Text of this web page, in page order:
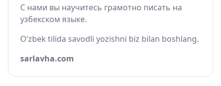
С нами вы научитесь грамотно писать на
узбекском языке.
O‘zbek tilida savodli yozishni biz bilan boshlang.
sarlavha.com